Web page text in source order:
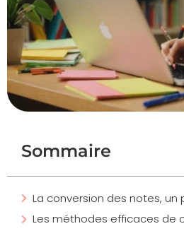
Sommaire
La conversion des notes,
Les méthodes efficaces de